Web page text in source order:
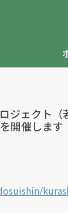
ジェクト
開催します